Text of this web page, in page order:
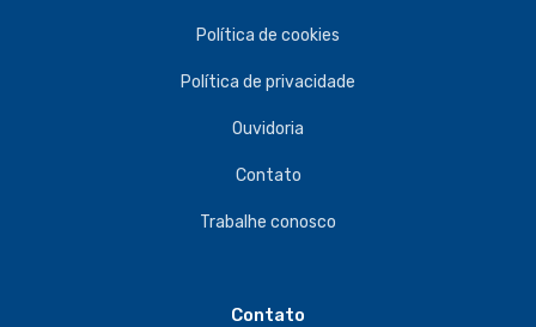
Política de cookies
Política de privacidade
Ouvidoria
Contato
Trabalhe conosco
Contato